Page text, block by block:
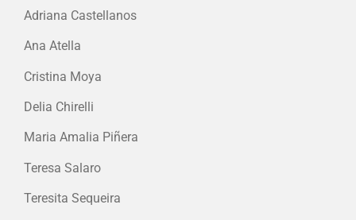
Adriana Castellanos
Ana Atella
Cristina Moya
Delia Chirelli
Maria Amalia Piñera
Teresa Salaro
Teresita Sequeira